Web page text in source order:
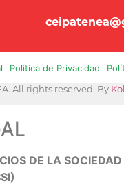
Politica de Privacidad
All rights reserved. By
DE LA